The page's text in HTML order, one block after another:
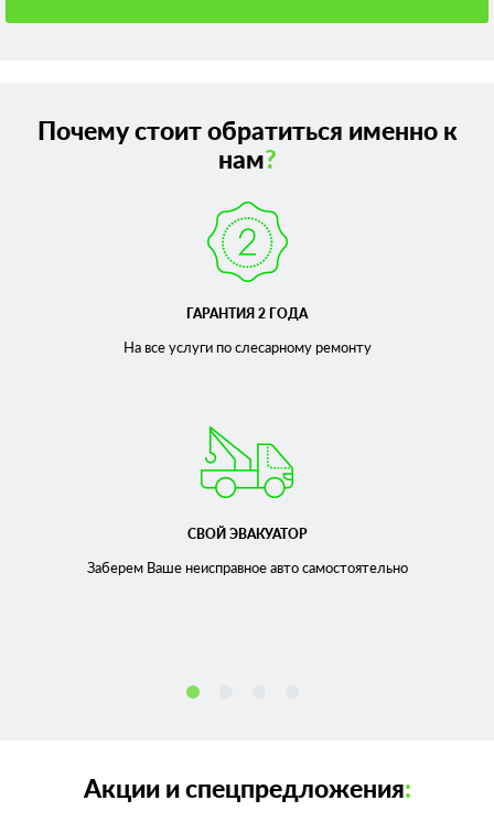
Почему стоит обратиться именно к
нам?
ГАРАНТИЯ 2 ГОДА
На все услуги по слесарномуремонту
СВОЙ ЭВАКУАТОР
Заберем Ваше неисправноеавто самостоятельно
Акции и спецпредложения: